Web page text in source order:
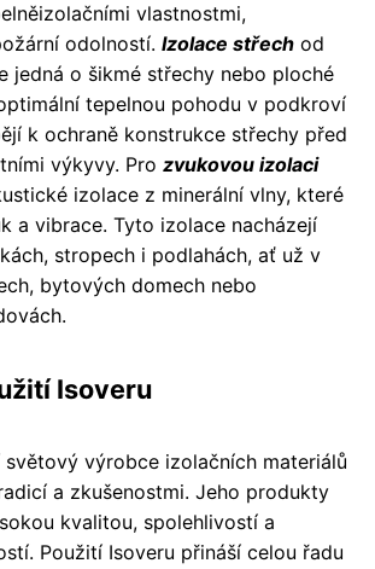
vlastnostmi,
odolností. Izolace střech od
jedná o šikmé střechy nebo ploché
tepelnou pohodu v podkroví
k ochraně konstrukce střechy před
výkyvy. Pro zvukovou izolaci
izolace z minerální vlny, které
a vibrace. Tyto izolace nacházejí
stropech i podlahách, ať už v
bytových domech nebo
Isoveru
světový výrobce izolačních materiálů
a zkušenostmi. Jeho produkty
kvalitou, spolehlivostí a
Použití Isoveru přináší celou řadu